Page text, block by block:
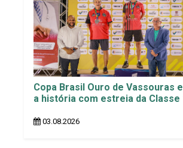
Copa Brasil Ouro de Vassouras
a história com estreia da Classe
03.08.2026